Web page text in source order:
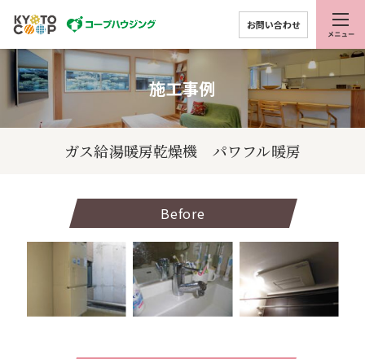
お問い合わせ
施工事例
ガス給湯暖房乾燥機 パワフル暖房
Before